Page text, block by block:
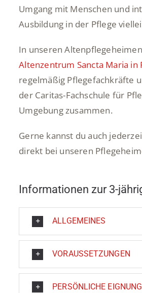
Umgang mit Menschen und
Ausbildung in der Pflege
In unseren
Altenzentrum Sancta Maria in
regelmäßig Pflegefachkräfte
der Caritas-Fachschule für
Umgebung zusammen.
Gerne kannst du auch
direkt bei unseren
Informationen zur 3-
ALLGEMEINES
VORAUSSETZUNGEN
PERSÖNLICHE EIGNUNG